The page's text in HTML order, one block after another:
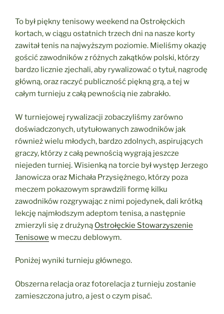
To był piękny tenisowy weekend na Ostrołęckich
kortach, w ciągu ostatnich trzech dni na nasze korty
zawitał tenis na najwyższym poziomie. Mieliśmy okazję
gościć zawodników z różnych zakątków polski, którzy
bardzo licznie zjechali, aby rywalizować o tytuł, nagrodę
główną, oraz raczyć publiczność piękną grą, a tej w
całym turnieju z całą pewnością nie zabrakło.
W turniejowej rywalizacji zobaczyliśmy zarówno
doświadczonych, utytułowanych zawodników jak
również wielu młodych, bardzo zdolnych, aspirujących
graczy, którzy z całą pewnością wygrają jeszcze
niejeden turniej. Wisienką na torcie był występ Jerzego
Janowicza oraz Michała Przysiężnego, którzy poza
meczem pokazowym sprawdzili formę kilku
zawodników rozgrywając z nimi pojedynek, dali krótką
lekcję najmłodszym adeptom tenisa, a następnie
zmierzyli się z drużyną Ostrołęckie Stowarzyszenie
Tenisowe w meczu deblowym.
Poniżej wyniki turnieju głównego.
Obszerna relacja oraz fotorelacja z turnieju zostanie
zamieszczona jutro, a jest o czym pisać.